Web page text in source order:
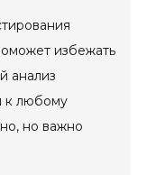
избежать
анализ
к любому
но важно